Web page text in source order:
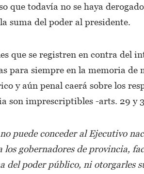
que todavía no se haya
suma del poder al presidente.
que se registren en contra del
para siempre en la memoria de
y aún penal caerá sobre los
son imprescriptibles -arts. 29 y
no puede conceder al Ejecutivo
los gobernadores de provincia,
del poder público, ni otorgarles